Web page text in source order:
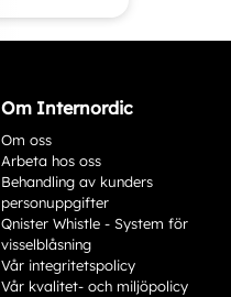
Om Internordic
Om oss
Arbeta hos oss
Behandling av kunders
personuppgifter
Qnister Whistle - System för
visselblåsning
Vår integritetspolicy
Vår kvalitet- och miljöpolicy